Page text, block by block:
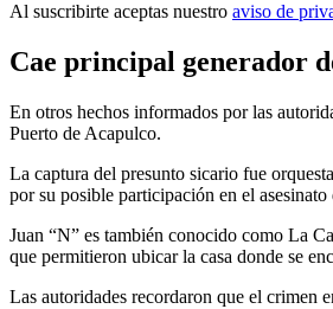
Al suscribirte aceptas nuestro aviso de
Cae principal generador
En otros hechos informados por las
Puerto de Acapulco.
La captura del presunto sicario fue
por su posible participación en el
Juan “N” es también conocido como La
que permitieron ubicar la casa donde se
Las autoridades recordaron que el crimen